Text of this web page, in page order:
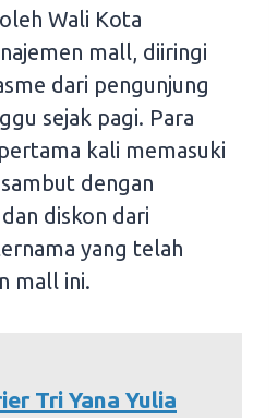
Wali Kota
mall, diiringi
dari pengunjung
sejak pagi. Para
kali memasuki
dengan
diskon dari
yang telah
mall ini.
Tri Yana Yulia